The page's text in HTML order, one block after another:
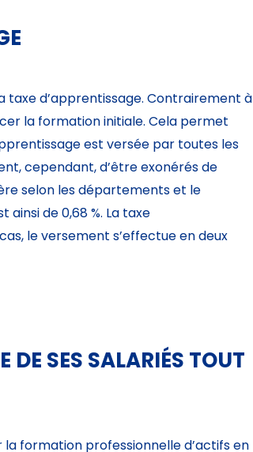
taxe d’apprentissage. Contrairement à
la formation initiale. Cela permet
est versée par toutes les
cependant, d’être exonérés de
selon les départements et le
de 0,68 %. La taxe
le versement s’effectue en deux
DE SES SALARIÉS TOUT
formation professionnelle d’actifs en